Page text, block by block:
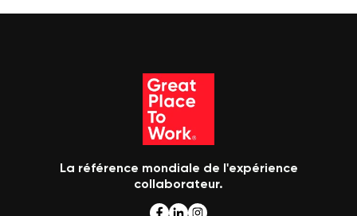
La référence mondiale de l'expérience
collaborateur.